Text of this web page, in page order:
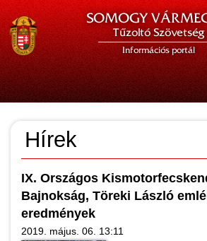
SOMOGY
Tűzoltó Szövetség
Információs portál
Hírek
IX. Országos
Bajnokság, Töreki László
eredmények
2019. május. 06. 13:11